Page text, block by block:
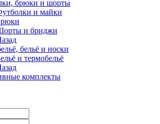
брюки и шорты
и майки
и бриджи
бельё и носки
и термобельё
комплекты